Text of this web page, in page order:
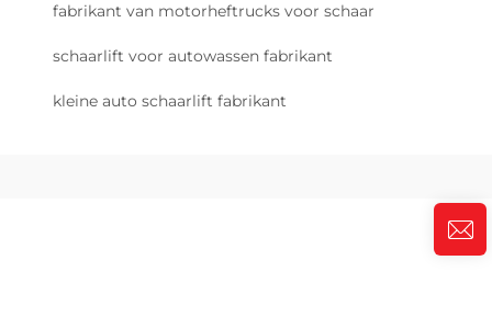
fabrikant van motorheftrucks voor schaar
schaarlift voor autowassen fabrikant
kleine auto schaarlift fabrikant